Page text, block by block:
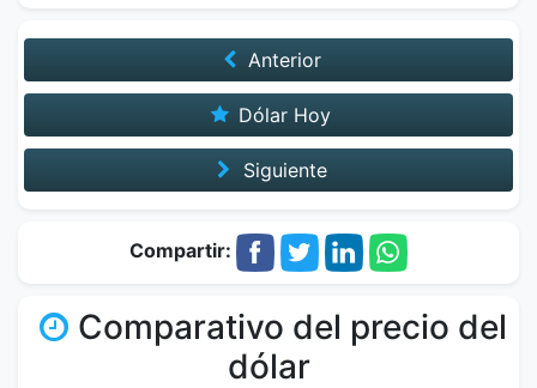
Anterior
Dólar Hoy
Siguiente
Compartir:
Comparativo del precio del
dólar